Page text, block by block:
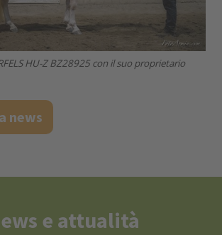
HU-Z BZ28925 con il suo proprietario
news
e attualità